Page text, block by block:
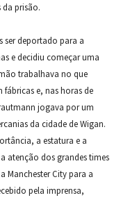
da prisão.
ser deportado para a
e decidiu começar uma
trabalhava no que
e, nas horas de
jogava por um
da cidade de Wigan.
a estatura e a
atenção dos grandes times
Manchester City para a
pela imprensa,